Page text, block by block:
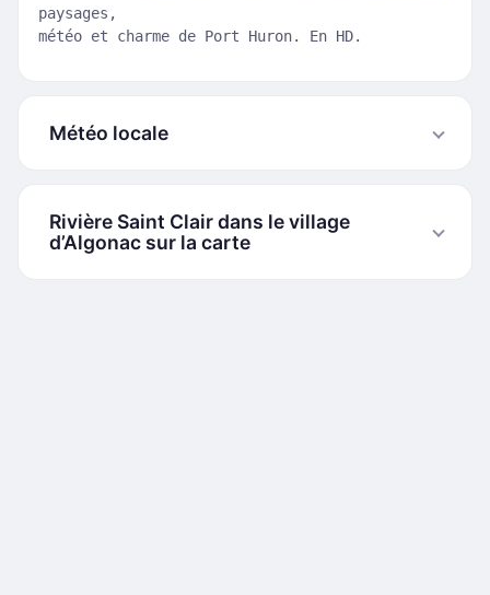
paysages,
météo et charme de Port Huron. En HD.
Météo locale
Rivière Saint Clair dans le village
d’Algonac sur la carte